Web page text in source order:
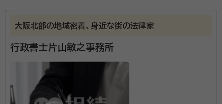
続等、多くの煩雑な作業を短期間に行わなければなりま
せん。 相続人の方が、忙しい合間をぬってこれらの慣れ
続人である一人が相続手続きを行うと、他の相続人が
不正を疑ってきたりして、その後の人間関係にも影響を
及ぼすことになる可能性もあります。 このような時間コ
大阪北部の地域密着、身近な街の法律家
行政書士片山敏之事務所